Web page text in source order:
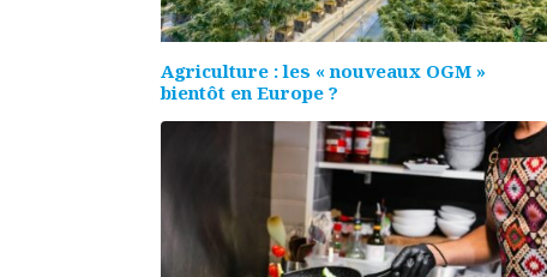
Agriculture : les « nouveaux OGM »
bientôt en Europe ?